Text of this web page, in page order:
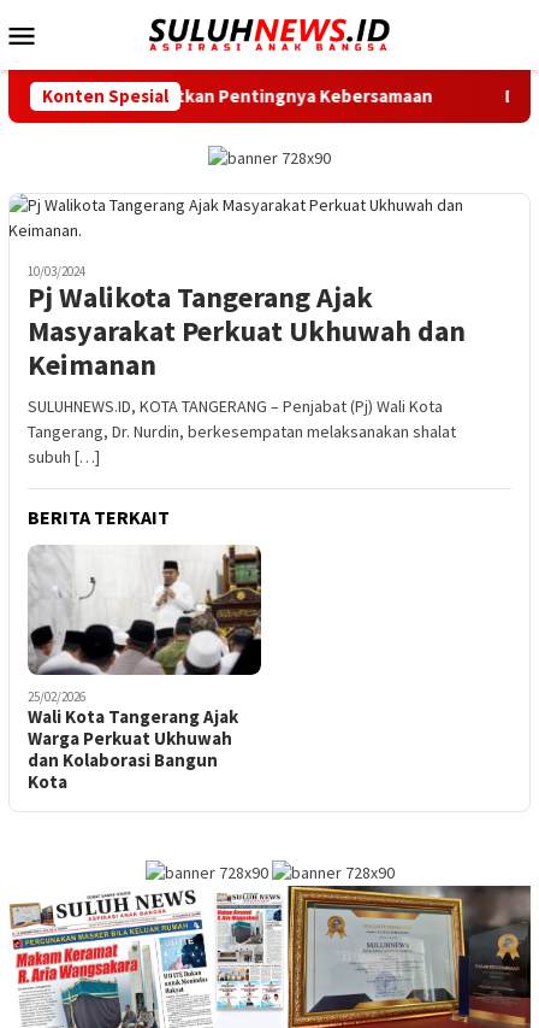
ke
Mobile
Konten Spesial
Ingatkan Pentingnya Kebersamaan Dukung Gerak
10/03/2024
Pj Walikota Tangerang Ajak
Masyarakat Perkuat Ukhuwah dan
Keimanan
SULUHNEWS.ID, KOTA TANGERANG – Penjabat (Pj) Wali Kota
Tangerang, Dr. Nurdin, berkesempatan melaksanakan shalat
subuh […]
BERITA TERKAIT
25/02/2026
Wali Kota Tangerang Ajak
Warga Perkuat Ukhuwah
dan Kolaborasi Bangun
Kota